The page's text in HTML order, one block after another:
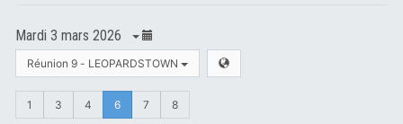
Mardi 3 mars 2026
Réunion 9 - LEOPARDSTOWN
1 3 4 6 7 8